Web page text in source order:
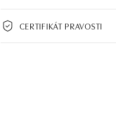
CERTIFIKÁT PRAVOSTI